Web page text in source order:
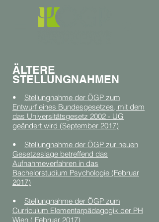
ÄLTERE
STELLUNGNAHMEN
• Stellungnahme der ÖGP zum
Entwurf eines Bundesgesetzes, mit dem
das Universitätsgesetz 2002 - UG
geändert wird (September 2017)
• Stellungnahme der ÖGP zur neuen
Gesetzeslage betreffend das
Aufnahmeverfahren in das
Bachelorstudium Psychologie (Februar
2017)
• Stellungnahme der ÖGP zum
Curriculum Elementarpädagogik der PH
Wien ( Februar 2017)